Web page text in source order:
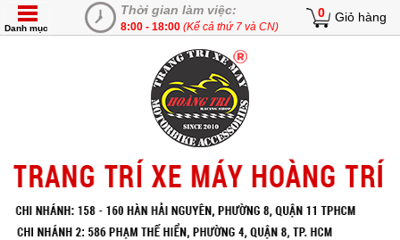
Thời gian làm việc:
8:00 - 18:00 (Kể cả thứ 7 và CN)
0 Giỏ hàng
Danh mục